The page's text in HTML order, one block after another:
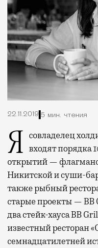
22.11.2019 5 мин. чтения
Я совладелец холдинга BB Group, в который входят порядка
открытий —
Никитской и суши-
также рыбный
старые проекты — BB
два стейк-хауса BB
известный ресторан
семнадцатилетней